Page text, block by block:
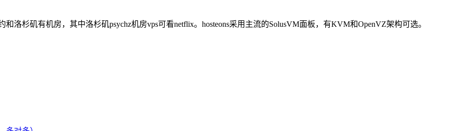
洛杉矶有机房，其中洛杉矶psychz机房vps可看netflix。hosteons采用主流的SolusVM面板，有KVM和OpenVZ架构可选。